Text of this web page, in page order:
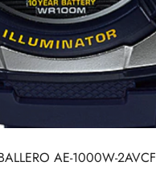
AE-1000W-2AVCF